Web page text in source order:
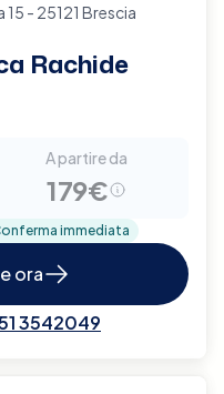
- 25121 Brescia
Rachide
A partire da
179€
immediata
ora
3542049